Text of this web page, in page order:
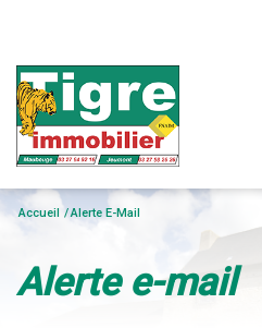
Accueil Alerte E-Mail
alerte e-mail